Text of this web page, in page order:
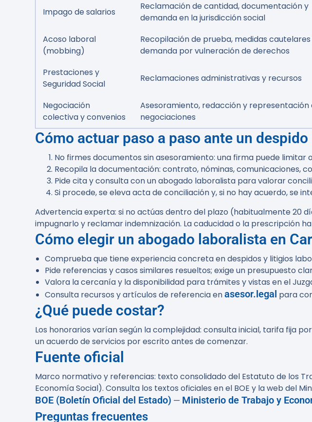
Impago de salarios
Reclamación de cantidad, documentación y
demanda en la jurisdicción social
Acoso laboral
(mobbing)
Recopilación de prueba, medidas
demanda por vulneración de derechos
Prestaciones y
Seguridad Social
Reclamaciones administrativas y recursos
Negociación
colectiva y convenios
Asesoramiento, redacción y representación
negociaciones
Cómo actuar paso a paso ante un despido
No firmes documentos sin asesoramiento: una firma puede limitar
Recopila la documentación: contrato, nóminas, comunicaciones,
Pide cita y consulta con un abogado laboralista para valorar
Si procede, se eleva acta de conciliación y, si no hay acuerdo, se
Advertencia experta: si no actúas dentro del plazo (habitualmente20
impugnarlo y reclamar indemnización. La caducidad o la prescripción
Cómo elegir un abogado laboralista en
Comprueba que tiene experiencia concreta en despidos y litigios
Pide referencias y casos similares resueltos; exige un presupuesto
Valora la cercanía y la disponibilidad para trámites y vistas en el
Consulta recursos y artículos de referencia enasesor.legal para
¿Qué puede costar?
Los honorarios varían según la complejidad: consulta inicial, tarifa fija
un acuerdo de servicios por escrito antes de comenzar.
Fuente oficial
Marco normativo y referencias: texto consolidado del Estatuto de los
Economía Social). Consulta los textos oficiales en el BOE y la web del
BOE (Boletín Oficial del Estado) — Ministerio de Trabajo y
Preguntas frecuentes